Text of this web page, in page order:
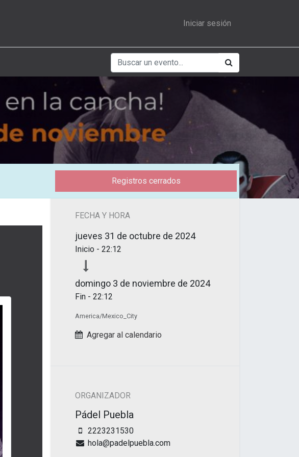
Iniciar sesión
Registros cerrados
FECHA Y HORA
jueves 31 de octubre de 2024
Inicio - 22:12
domingo 3 de noviembre de 2024
Fin - 22:12
America/Mexico_City
Agregar al calendario
ORGANIZADOR
Pádel Puebla
2223231530
hola@padelpuebla.com